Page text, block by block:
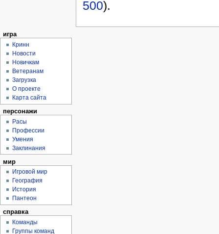
500).
игра
Кринн
Новости
Новичкам
Ветеранам
Загрузка
О проекте
Карта сайта
персонажи
Расы
Профессии
Умения
Заклинания
мир
Игровой мир
География
История
Пантеон
справка
Команды
Группы команд